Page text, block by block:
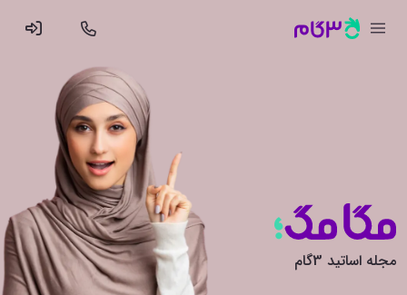
مجله اساتید 3گام